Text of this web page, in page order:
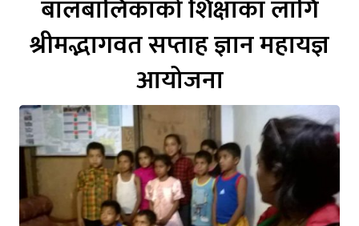
बालबालिकाको शिक्षाका लागि
श्रीमद्भागवत सप्ताह ज्ञान महायज्ञ
आयोजना